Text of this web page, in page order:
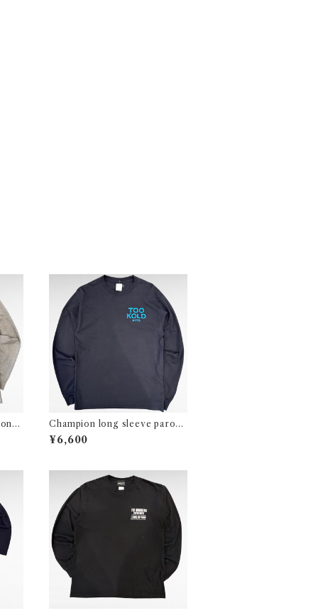
Champion long sleeve parody
print t-shirt
¥6,600